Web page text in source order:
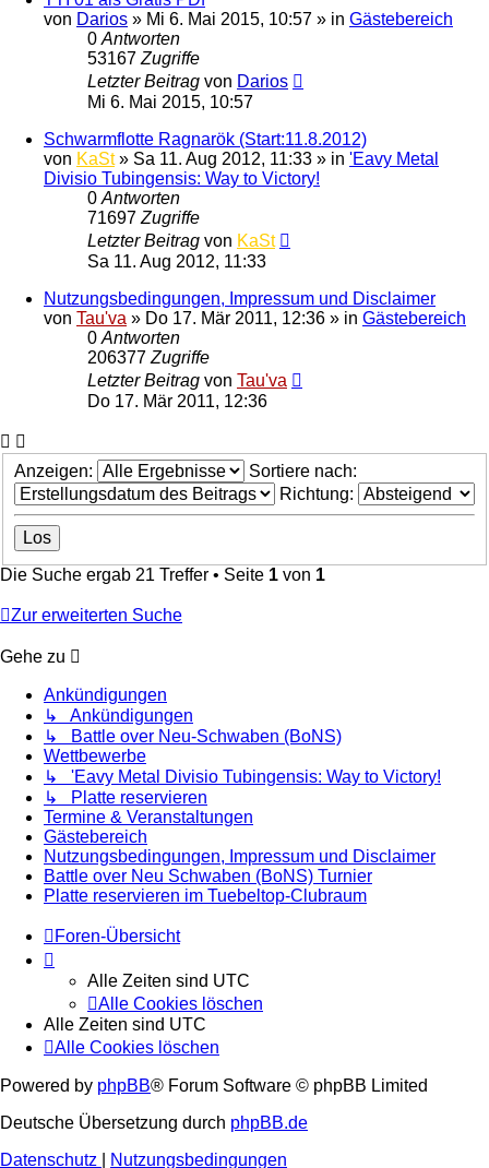
von Darios » Mi 6. Mai 2015, 10:57 » in Gästebereich
0 Antworten
53167 Zugriffe
Letzter Beitrag von Darios
Mi 6. Mai 2015, 10:57
Schwarmflotte Ragnarök (Start:11.8.2012)
von KaSt» Sa 11. Aug 2012, 11:33 » in 'Eavy Metal
Divisio Tubingensis: Way to Victory!
0 Antworten
71697 Zugriffe
Letzter Beitrag von KaSt
Sa 11. Aug 2012, 11:33
Nutzungsbedingungen, Impressum und Disclaimer
von Tau'va » Do 17. Mär 2011, 12:36 » in Gästebereich
0 Antworten
206377 Zugriffe
Letzter Beitrag von Tau'va
Do 17. Mär 2011, 12:36
Anzeigen:
Sortiere nach:
Richtung:
Die Suche ergab 21 Treffer • Seite 1 von 1
Zur erweiterten Suche
Gehe zu
Ankündigungen
↳ Ankündigungen
↳ Battle over Neu-Schwaben (BoNS)
Wettbewerbe
↳ 'Eavy Metal Divisio Tubingensis: Way to Victory!
↳ Platte reservieren
Termine & Veranstaltungen
Gästebereich
Nutzungsbedingungen, Impressum und Disclaimer
Battle over Neu Schwaben (BoNS) Turnier
Platte reservieren im Tuebeltop-Clubraum
Foren-Übersicht
Alle Zeiten sind UTC
Alle Cookies löschen
Alle Zeiten sind UTC
Alle Cookies löschen
Powered by phpBB® Forum Software © phpBB Limited
Deutsche Übersetzung durch phpBB.de
Datenschutz
Nutzungsbedingungen